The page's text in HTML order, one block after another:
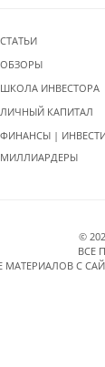
СТАТЬИ
ОБЗОРЫ
ШКОЛА ИНВЕСТОРА
ЛИЧНЫЙ КАПИТАЛ
ФИНАНСЫ |
МИЛЛИАРДЕРЫ
©
ВСЕ
C